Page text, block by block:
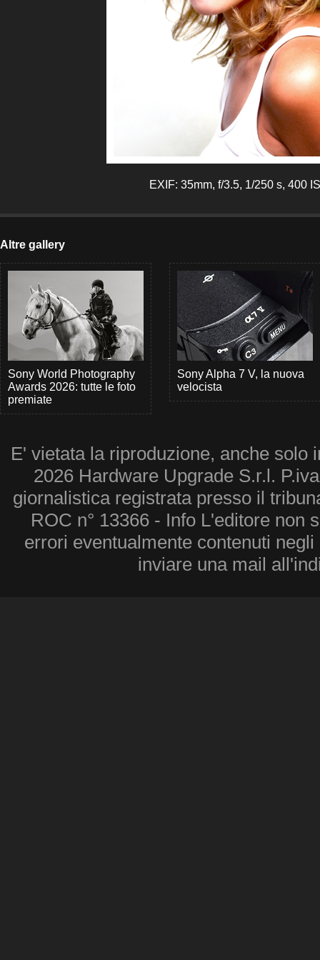
EXIF: 35mm, f/3.5, 1/250 s, 400
Altre gallery
Sony World Photography
Awards 2026: tutte le foto
premiate
Sony Alpha 7 V, la nuova
velocista
E' vietata la riproduzione, anche solo
2026 Hardware Upgrade S.r.l.
giornalistica registrata presso il
ROC n° 13366 - Info L'editore non
errori eventualmente contenuti
inviare una mail